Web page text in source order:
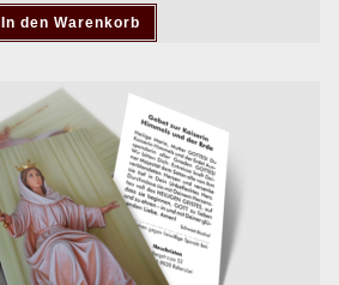
In den Warenkorb